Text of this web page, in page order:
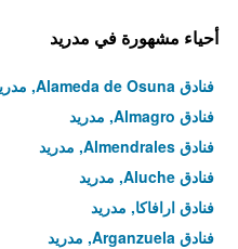
أحياء مشهورة في مدريد
فنادق Alameda de Osuna, مدريد
فنادق Almagro, مدريد
فنادق Almendrales, مدريد
فنادق Aluche, مدريد
فنادق ارافاكا, مدريد
فنادق Arganzuela, مدريد